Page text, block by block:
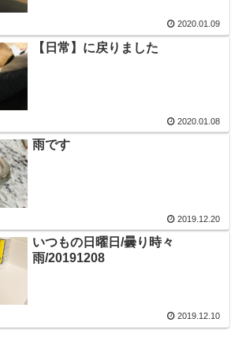
2020.01.09
【日常】に戻りました
2020.01.08
雨です
2019.12.20
いつもの日曜日/曇り時々
雨/20191208
2019.12.10